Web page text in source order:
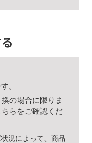
。
の場合に限りま
ちら をご確認くだ
況によって、商品